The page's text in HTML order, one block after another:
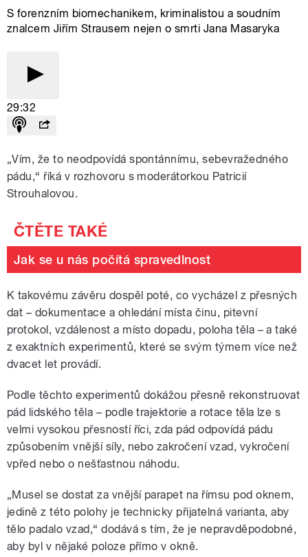
S forenzním biomechanikem, kriminalistou a soudním
znalcem Jiřím Strausem nejen o smrti Jana Masaryka
29:32
„Vím, že to neodpovídá spontánnímu, sebevražedného
pádu,“ říká v rozhovoru s moderátorkou Patricií
Strouhalovou.
Jak se u nás počítá spravedlnost
K takovému závěru dospěl poté, co vycházel z přesných
dat – dokumentace a ohledání místa činu, pitevní
protokol, vzdálenost a místo dopadu, poloha těla – a také
z exaktních experimentů, které se svým týmem více než
dvacet let provádí.
Podle těchto experimentů dokážou přesně rekonstruovat
pád lidského těla – podle trajektorie a rotace těla lze s
velmi vysokou přesností říci, zda pád odpovídá pádu
způsobením vnější síly, nebo zakročení vzad, vykročení
vpřed nebo o nešťastnou náhodu.
„Musel se dostat za vnější parapet na římsu pod oknem,
jedině z této polohy je technicky přijatelná varianta, aby
tělo padalo vzad,“ dodává s tím, že je nepravděpodobné,
aby byl v nějaké poloze přímo v okně.